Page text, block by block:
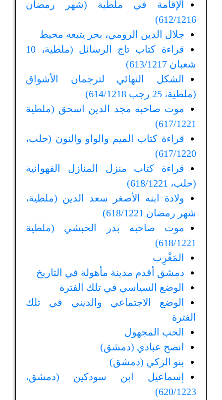
الإقامة في ملطية (شهر رمضان
612/1216)
جلال الدين الرومي، بحر يتبعه محيط
قراءة كتاب تاج الرسائل (ملطية، 10
شعبان 613/1217)
الشكل النهائي لترجمان الأشواق
(ملطية، 25 رجب 614/1218)
موت صاحبه مجد الدين اسحق (ملطية
617/1221)
قراءة كتاب الميم والواو والنون (حلب،
617/1220)
قراءة كتاب منزل المنازل الفهوانية
(حلب، 618/1221)
ولادة ابنه الأصغر سعد الدين (ملطية،
شهر رمضان 618/1221)
موت صاحبه بدر الحبشي (ملطية
618/1221)
المَغْرِب
دمشق أقدم مدينة مأهولة في التاريخ
الوضع السياسي في تلك الفترة
الوضع الاجتماعي والديني في تلك
الفترة
الحب المجهول
انصح عبادي (دمشق)
بنو الزكي (دمشق)
إسماعيل ابن سودكين (دمشق،
620/1223)